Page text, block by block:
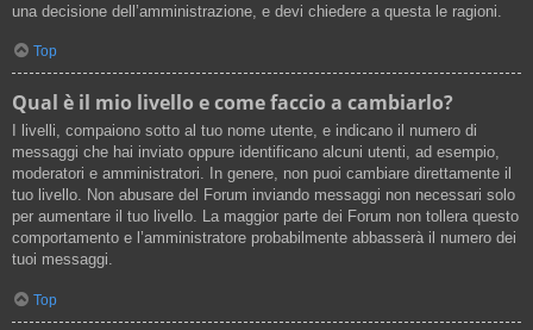
una decisione dell’amministrazione, e devi chiedere a questa le ragioni.
Top
Qual è il mio livello e come faccio a cambiarlo?
I livelli, compaiono sotto al tuo nome utente, e indicano il numero di
messaggi che hai inviato oppure identificano alcuni utenti, ad esempio,
moderatori e amministratori. In genere, non puoi cambiare direttamente il
tuo livello. Non abusare del Forum inviando messaggi non necessari solo
per aumentare il tuo livello. La maggior parte dei Forum non tollera questo
comportamento e l’amministratore probabilmente abbasserà il numero dei
tuoi messaggi.
Top